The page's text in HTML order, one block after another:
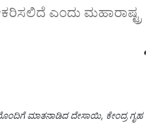
ಎಂದು ಮಹಾರಾಷ್ಟ್ರ
ಮಾತನಾಡಿದ ದೇಸಾಯಿ, ಕೇಂದ್ರ ಗೃಹ